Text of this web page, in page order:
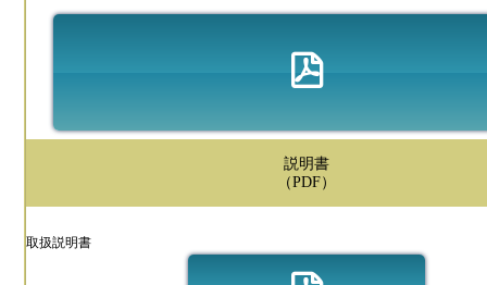
説明書
（PDF）
取扱説明書